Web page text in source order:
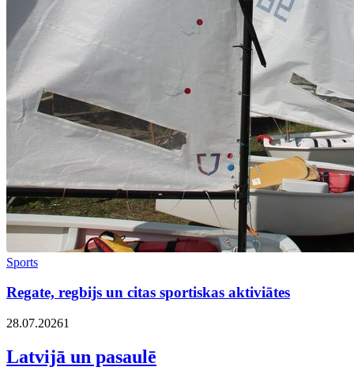
Sports
Regate, regbijs un citas sportiskas aktiviātes
28.07.20261
Latvijā un pasaulē